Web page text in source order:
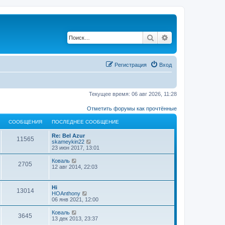
Поиск
Вход
Регистрация
Текущее время: 06 авг 2026, 11:28
Отметить форумы как прочтённые
СООБЩЕНИЯ ПОСЛЕДНЕЕ СООБЩЕНИЕ
11565
Re: Bel Azur
skameykin22
е
р
й
к
с
л
д
23 июн 2017, 13:01
2705 Коваль
е
и
к
п
с
12 авг 2014, 22:03
13014
Hi
HOAnthony
е
р
й
06 янв 2021, 12:00
3645 Коваль
е
13 дек 2013, 23:37